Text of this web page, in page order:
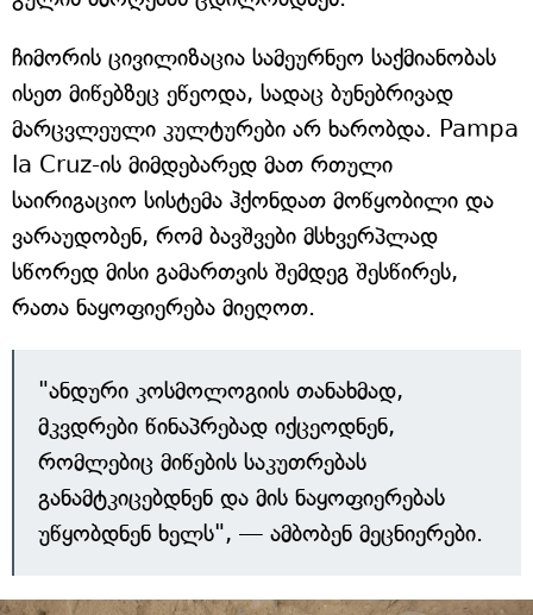
ჩიმორის ცივილიზაცია სამეურნეო საქმიანობას
ისეთ მიწებზეც ეწეოდა, სადაც ბუნებრივად
მარცვლეული კულტურები არ ხარობდა. Pampa
la Cruz-ის მიმდებარედ მათ რთული
საირიგაციო სისტემა ჰქონდათ მოწყობილი და
ვარაუდობენ, რომ ბავშვები მსხვერპლად
სწორედ მისი გამართვის შემდეგ შესწირეს,
რათა ნაყოფიერება მიეღოთ.
"ანდური კოსმოლოგიის თანახმად,
მკვდრები წინაპრებად იქცეოდნენ,
რომლებიც მიწების საკუთრებას
განამტკიცებდნენ და მის ნაყოფიერებას
უწყობდნენ ხელს", — ამბობენ მეცნიერები.